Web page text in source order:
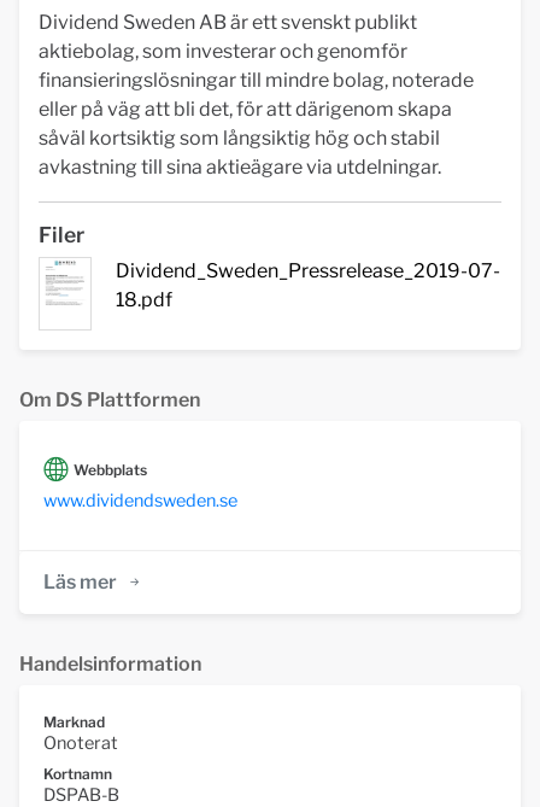
Dividend Sweden AB är ett svenskt publikt
aktiebolag, som investerar och genomför
finansieringslösningar till mindre bolag, noterade
eller på väg att bli det, för att därigenom skapa
såväl kortsiktig som långsiktig hög och stabil
avkastning till sina aktieägare via utdelningar.
Filer
Dividend_Sweden_Pressrelease_2019-07-
18.pdf
Om DS Plattformen
Webbplats
www.dividendsweden.se
Läs mer
Handelsinformation
Marknad
Onoterat
Kortnamn
DSPAB-B